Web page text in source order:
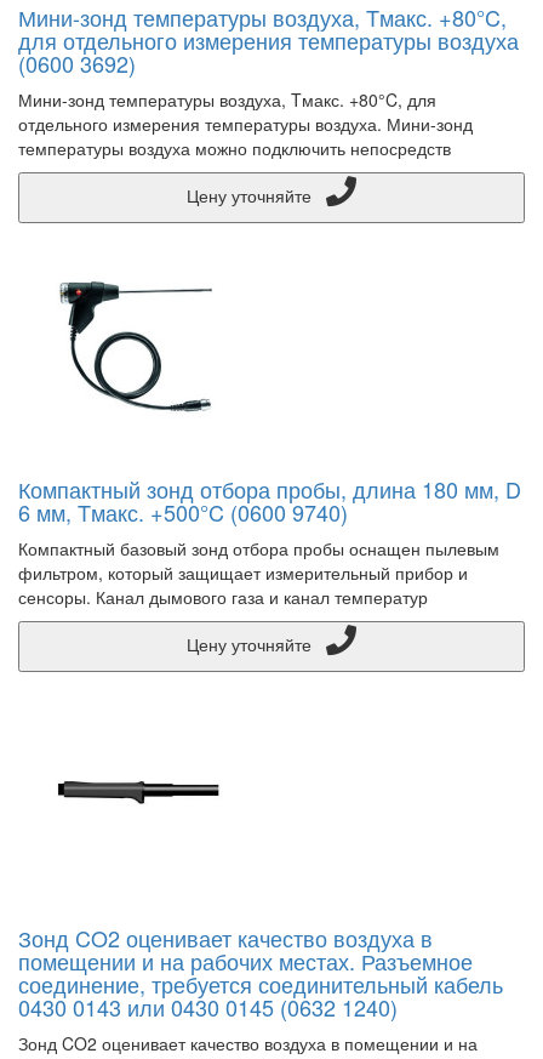
Мини-зонд температуры воздуха, Tмакс. +80°C,
для отдельного измерения температуры воздуха
(0600 3692)
Мини-зонд температуры воздуха, Tмакс. +80°C, для
отдельного измерения температуры воздуха. Мини-зонд
температуры воздуха можно подключить непосредств
Компактный зонд отбора пробы, длина 180 мм, D
6 мм, Tмакс. +500°C (0600 9740)
Компактный базовый зонд отбора пробы оснащен пылевым
фильтром, который защищает измерительный прибор и
сенсоры. Канал дымового газа и канал температур
Зонд CO2 оценивает качество воздуха в
помещении и на рабочих местах. Разъемное
соединение, требуется соединительный кабель
0430 0143 или 0430 0145 (0632 1240)
Зонд CO2 оценивает качество воздуха в помещении и на